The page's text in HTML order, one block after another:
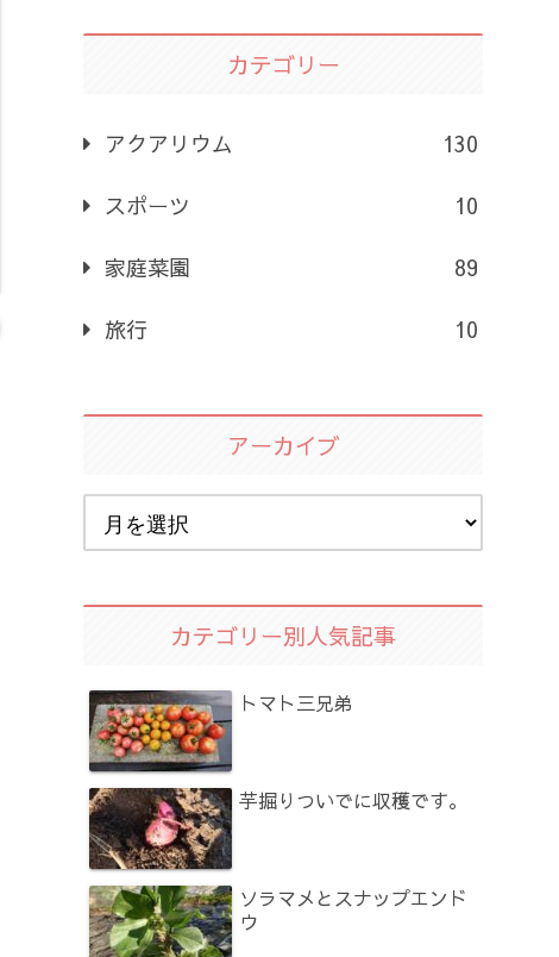
カテゴリー
アクアリウム 130
スポーツ 10
家庭菜園 89
旅行 10
アーカイブ
カテゴリー別人気記事
トマト三兄弟
芋掘りついでに収穫です。
ソラマメとスナップエンド
ウ